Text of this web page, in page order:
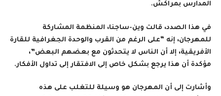
المدارس بمراكش.
في هذا الصدد، قالت وين-ساجنا، المنظمة المشاركة
للمهرجان، إنه “على الرغم من القرب والوحدة الجغرافية للقارة
الأفريقية، إلا أن الناس لا يتحدثون مع بعضهم البعض”،
مؤكدة أن هذا يرجع بشكل خاص إلى الافتقار إلى تداول الأفكار .
وأشارت إلى أن المهرجان هو وسيلة للتغلب على هذه